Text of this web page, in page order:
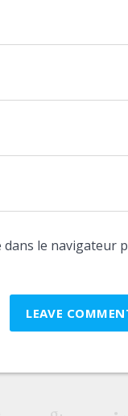
le navigateur